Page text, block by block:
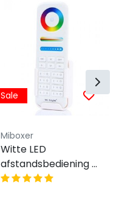
Sale
Miboxer
Witte LED
afstandsbediening -
8 zones - Miboxer